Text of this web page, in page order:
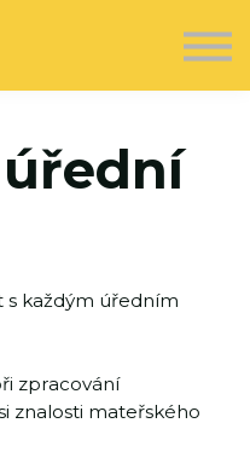
se
s každým úředním
zpracování
znalosti mateřského